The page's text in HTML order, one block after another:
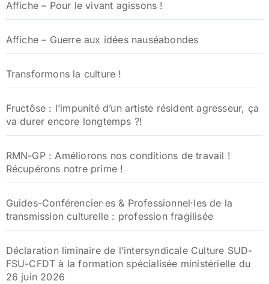
Affiche – Pour le vivant agissons !
Affiche – Guerre aux idées nauséabondes
Transformons la culture !
Fructôse : l’impunité d’un artiste résident agresseur, ça
va durer encore longtemps ?!
RMN-GP : Améliorons nos conditions de travail !
Récupérons notre prime !
Guides-Conférencier·es & Professionnel·les de la
transmission culturelle : profession fragilisée
Déclaration liminaire de l’intersyndicale Culture SUD-
FSU-CFDT à la formation spécialisée ministérielle du
26 juin 2026